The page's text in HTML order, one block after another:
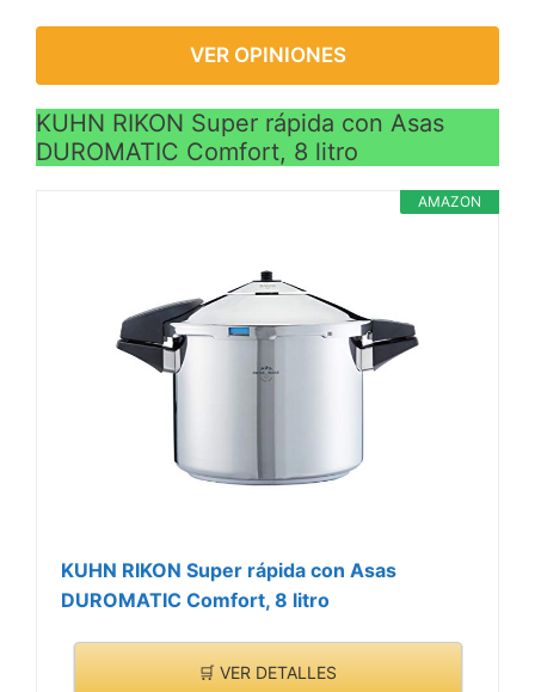
VER OPINIONES
KUHN RIKON Super rápida con Asas
DUROMATIC Comfort, 8 litro
AMAZON
KUHN RIKON Super rápida con Asas
DUROMATIC Comfort, 8 litro
🛒 VER DETALLES